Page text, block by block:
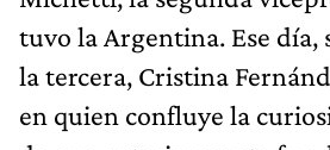
tuvo la Argentina. Ese día,
la tercera, Cristina
en quien confluye la